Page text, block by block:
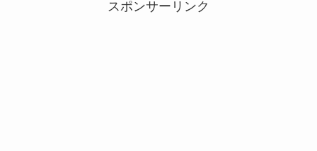
スポンサーリンク